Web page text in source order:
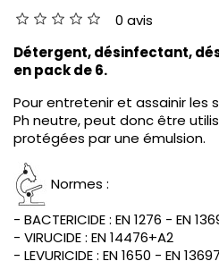
0 avis
Détergent, désinfectant,
en pack de 6.
Pour entretenir et assainir les
Ph neutre, peut donc être
protégées par une émulsion.
- BACTERICIDE : EN 1276 - EN
- VIRUCIDE : EN 14476+A2
- LEVURICIDE : EN 1650 - EN 13697